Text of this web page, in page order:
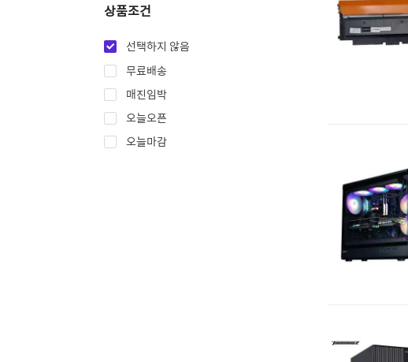
상품조건
선택하지 않음
무료배송
매진임박
오늘오픈
오늘마감